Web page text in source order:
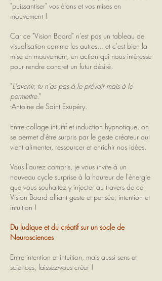
"puissantiser" vos élans et vos mises en
mouvement !
Car ce "Vision Board" n'est pas un tableau de
visualisation comme les autres... et c'est bien la
mise en mouvement, en action qui nous intéresse
pour rendre concret un futur désiré.
"L'avenir, tu n'as pas à le prévoir mais à le
permettre."
-Antoine de Saint Exupéry.
Entre collage intuitif et induction hypnotique, on
se permet d'être surpris par le geste créateur qui
vient alimenter, ressourcer et enrichir nos idées.
Vous l'aurez compris, je vous invite à un
nouveau cycle surprise à la hauteur de l'énergie
que vous souhaitez y injecter au travers de ce
Vision Board alliant geste et pensée, intention et
intuition !
Du ludique et du créatif sur un socle de
Neurosciences
Entre intention et intuition, mais aussi sens et
sciences, laissez-vous créer !